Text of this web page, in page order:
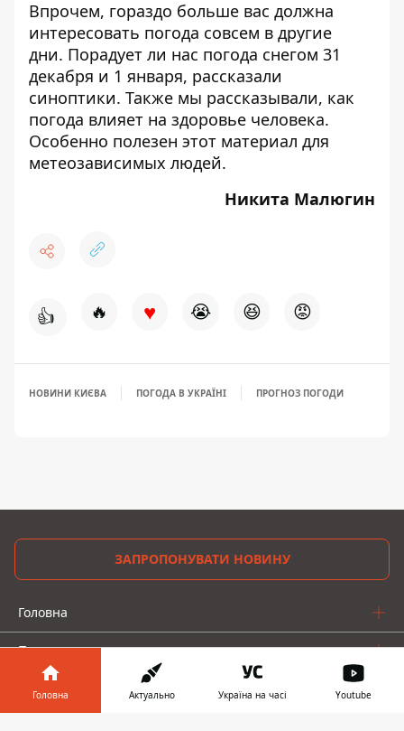
Впрочем, гораздо больше вас должна
интересовать погода совсем в другие
дни. Порадует ли нас погода снегом 31
декабря и 1 января, рассказали
синоптики. Также мы рассказывали, как
погода влияет на здоровье человека.
Особенно полезен этот материал для
метеозависимых людей.
Никита Малюгин
👍 🔥 ♥ 😭 😆 😡
НОВИНИ КИЄВА ПОГОДА В УКРАЇНІ ПРОГНОЗ ПОГОДИ
ЗАПРОПОНУВАТИ НОВИНУ
Головна
Про проєкт
Реклама
Головна Актуально Україна на часі Youtube